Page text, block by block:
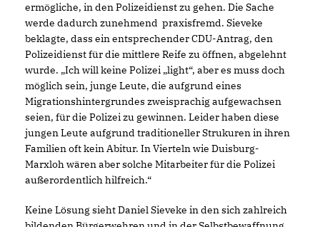
ermögliche, in den Polizeidienst zu gehen. Die Sache
werde dadurch zunehmend praxisfremd. Sieveke
beklagte, dass ein entsprechender CDU-Antrag, den
Polizeidienst für die mittlere Reife zu öffnen, abgelehnt
wurde. „Ich will keine Polizei „light“, aber es muss doch
möglich sein, junge Leute, die aufgrund eines
Migrationshintergrundes zweisprachig aufgewachsen
seien, für die Polizei zu gewinnen. Leider haben diese
jungen Leute aufgrund traditioneller Strukuren in ihren
Familien oft kein Abitur. In Vierteln wie Duisburg-
Marxloh wären aber solche Mitarbeiter für die Polizei
außerordentlich hilfreich.“
Keine Lösung sieht Daniel Sieveke in den sich zahlreich